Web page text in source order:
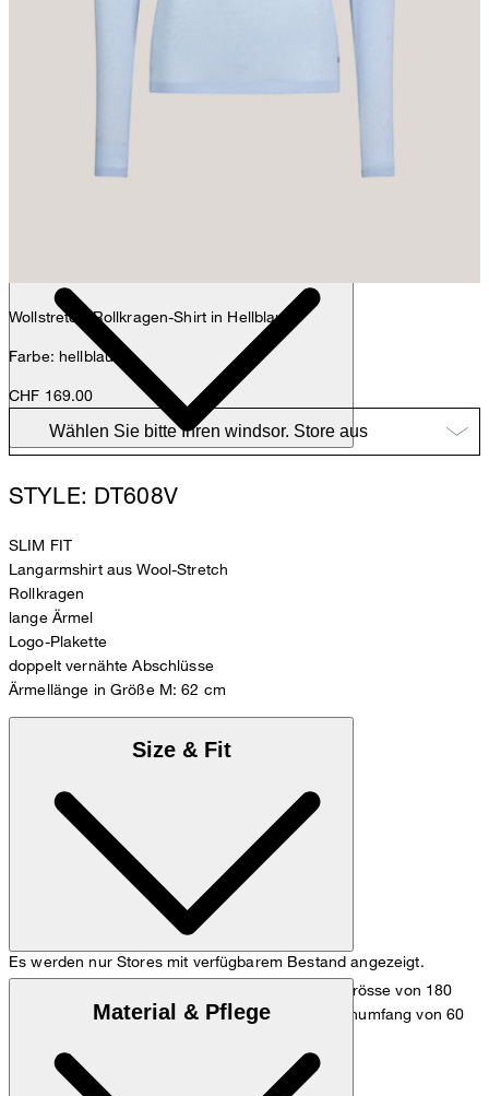
Wollstretch-Rollkragen-Shirt in Hellblau
Farbe: hellblau
CHF 169.00
Es werden nur Stores mit verfügbarem Bestand angezeigt.
STYLE: DT608V
SLIM FIT
Langarmshirt aus Wool-Stretch
Rollkragen
lange Ärmel
Logo-Plakette
doppelt vernähte Abschlüsse
Ärmellänge in Größe M: 62 cm
Size & Fit
Das Model trägt die Grösse 36 bei einer Körpergrösse von 180
cm, einem Brustumfang von 83 cm, einem Taillenumfang von 60
Maßtabelle
Material & Pflege